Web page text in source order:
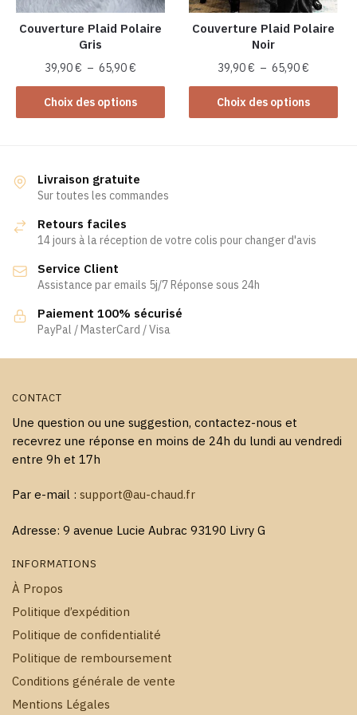
sur
la
page
du
produit
sur
la
page
du
produit
Couverture Plaid Polaire
Gris
39,90€ – 65,90€
de
prix :
39,90 €
Choix des options
Ce
produit
variations.
Les
peuvent
choisies
sur
la
page
Couverture Plaid Polaire
Noir
39,90€ – 65,90€
de
prix :
39,90 €
Choix des options
Ce
produit
être
Livraison gratuite
Sur toutes les commandes
Retours faciles
14 jours à la réception de votre colis pour changer d'avis
Service Client
Assistance par emails 5j/7 Réponse sous 24h
Paiement 100% sécurisé
PayPal / MasterCard / Visa
CONTACT
Une question ou une suggestion, contactez-nous et
recevrez une réponse en moins de 24h du lundi au vendredi
entre 9h et 17h
Par e-mail : support@au-chaud.fr
Adresse: 9 avenue Lucie Aubrac 93190 Livry G
INFORMATIONS
À Propos
Politique d’expédition
Politique de confidentialité
Politique de remboursement
Conditions générale de vente
Mentions Légales